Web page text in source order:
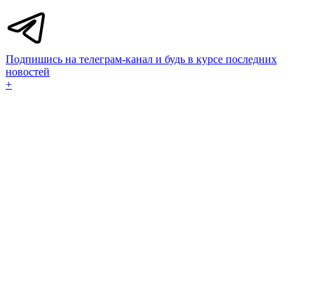
Подпишись на телеграм-канал и будь в курсе последних
новостей
+